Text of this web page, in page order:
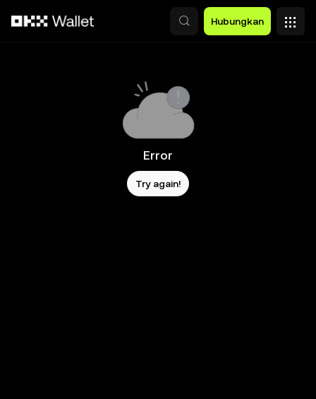
Hubungkan
Error
Try again!